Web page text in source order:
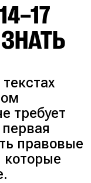
требует
правовые
которые